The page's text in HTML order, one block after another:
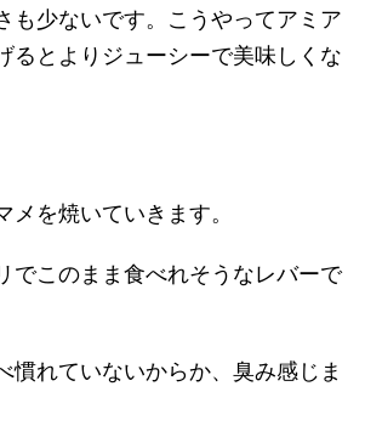
も少ないです。こうやってアミア
るとよりジューシーで美味しくな
メを焼いていきます。
でこのまま食べれそうなレバーで
慣れていないからか、臭み感じま